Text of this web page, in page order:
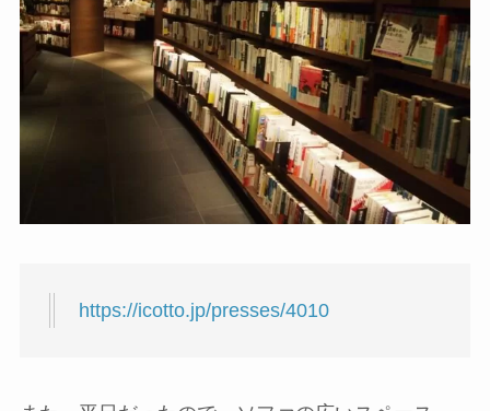
https://icotto.jp/presses/4010